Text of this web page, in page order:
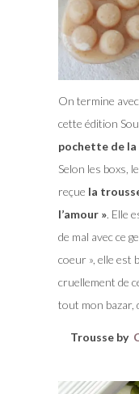
On termine avec
cette édition
pochette de
Selon les boxs,
reçue la
l’amour ». Elle
de mal avec ce
coeur », elle est b
cruellement de
tout mon bazar,
Trousse by